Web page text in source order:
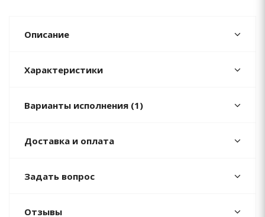
Описание
Характеристики
Варианты исполнения (1)
Доставка и оплата
Задать вопрос
Отзывы